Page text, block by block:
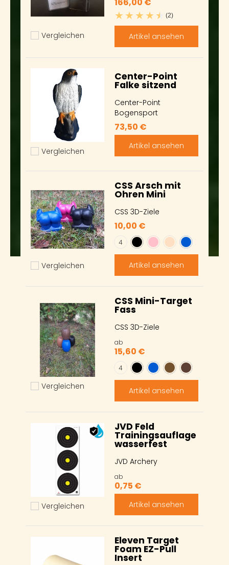
Hinzufügen zum vergleichen
Vergleichen
166,00 €
(2)
Artikel ansehen
Hinzufügen zum vergleichen
Vergleichen
Center-Point
Falke sitzend
Center-Point
Bogensport
73,50 €
Artikel ansehen
Hinzufügen zum vergleichen
Vergleichen
CSS Arsch mit
Ohren Mini
CSS 3D-Ziele
10,00 €
Farbe
4
Artikel ansehen
Hinzufügen zum vergleichen
Vergleichen
CSS Mini-Target
Fass
CSS 3D-Ziele
ab
15,60 €
Farbe
4
Artikel ansehen
Hinzufügen zum vergleichen
Vergleichen
JVD Feld
Trainingsauflage
wasserfest
JVD Archery
ab
0,75 €
Artikel ansehen
Eleven Target
Foam EZ-Pull
Insert